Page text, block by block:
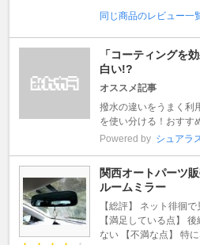
同じ商品のレビュー一
「コーティングを
白い!?
オススメ記事
撥水の違いをうまく利
を使い分ける！おすす
Powered by シュアラ
関西オートパーツ
ルームミラー
【総評】 ネット徘徊
【満足している点】
ない 【不満な点】 特に